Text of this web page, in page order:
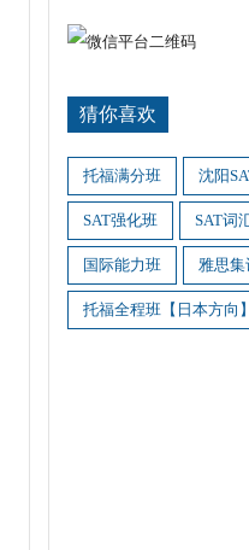
猜你喜欢
托福满分班 沈阳
SAT强化班 SAT词
国际能力班 雅思集
托福全程班【日本方向】